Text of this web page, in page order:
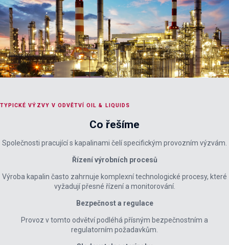
TYPICKÉ VÝZVY V ODVĚTVÍ OIL & LIQUIDS
Co řešíme
Společnosti pracující s kapalinami čelí specifickým provozním výzvám.
Řízení výrobních procesů
Výroba kapalin často zahrnuje komplexní technologické procesy, které
vyžadují přesné řízení a monitorování.
Bezpečnost a regulace
Provoz v tomto odvětví podléhá přísným bezpečnostním a
regulatorním požadavkům.